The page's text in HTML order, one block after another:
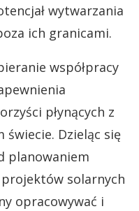
wytwarzania
ich granicami.
współpracy
płynących z
świecie. Dzieląc się
planowaniem
solarnych
opracowywać i